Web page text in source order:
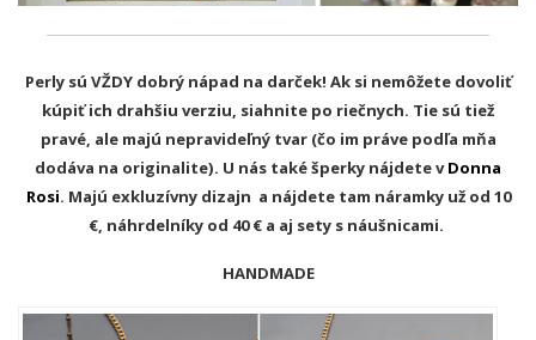
Perly sú VŽDY dobrý nápad na darček! Ak si nemôžete dovoliť
kúpiť ich drahšiu verziu, siahnite po riečnych. Tie sú tiež
pravé, ale majú nepravideľný tvar (čo im práve podľa mňa
dodáva na originalite). U nás také šperky nájdete vDonna
Rosi. Majú exkluzívny dizajn a nájdete tam náramky už od 10
€, náhrdelníky od 40 € a aj sety s náušnicami.
HANDMADE